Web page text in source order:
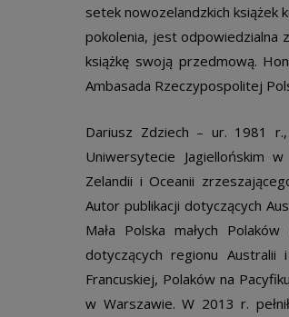
setek nowozelandzkich książek
pokolenia, jest odpowiedzialna
książkę swoją przedmową.
Ambasada Rzeczypospolitej
Dariusz Zdziech – ur. 1981
Uniwersytecie Jagiellońskim
Zelandii i Oceanii
Autor publikacji dotyczących
Mała Polska małych
dotyczących regionu Australii
Francuskiej, Polaków na
w Warszawie. W 2013 r.